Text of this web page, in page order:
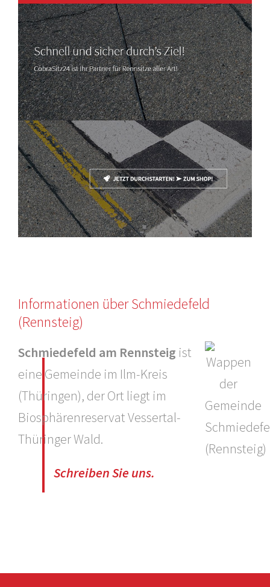
Informationen über Schmiedefeld
(Rennsteig)
Schmiedefeld am Rennsteig ist
eine Gemeinde im Ilm-Kreis
(Thüringen), der Ort liegt im
Biosphärenreservat Vessertal-
Thüringer Wald.
Schreiben Sie uns.